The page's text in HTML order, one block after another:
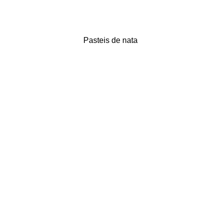
Pasteis de nata